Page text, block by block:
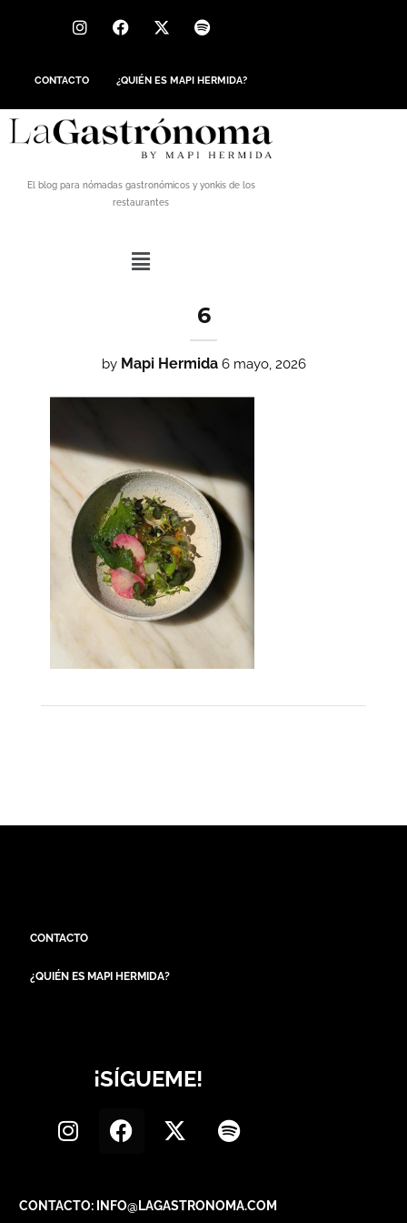
CONTACTO ¿QUIÉN ES MAPI HERMIDA?
El blog para nómadas gastronómicos y yonkis de los
restaurantes
6
by Mapi Hermida 6 mayo, 2026
CONTACTO
¿QUIÉN ES MAPI HERMIDA?
¡SÍGUEME!
CONTACTO: INFO@LAGASTRONOMA.COM